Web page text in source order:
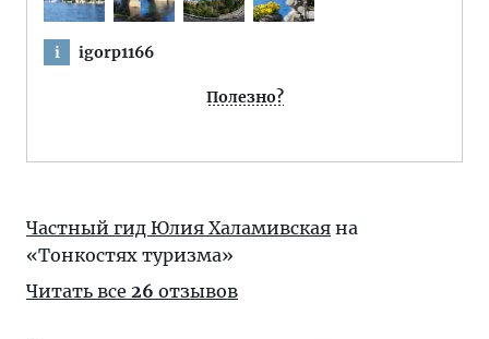
i igorp1166
Полезно?
Частный гид Юлия Халамивская на
«Тонкостях туризма»
Читать все 26 отзывов